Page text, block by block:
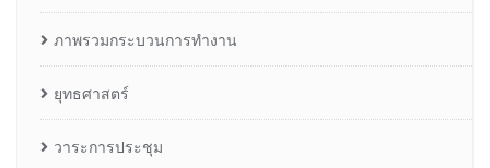
ภาพรวมกระบวนการทำงาน
ยุทธศาสตร์
วาระการประชุม